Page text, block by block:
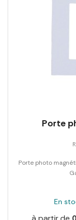
Porte
Porte photo
En